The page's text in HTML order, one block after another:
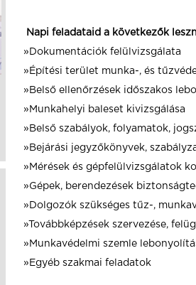
Napi feladataid a következők
»Dokumentációk felülvizsgálata
»Építési terület munka-, és
»Belső ellenőrzések időszakos
»Munkahelyi baleset kivizsgálása
»Belső szabályok, folyamatok,
»Bejárási jegyzőkönyvek,
»Mérések és gépfelülvizsgálatok
»Gépek, berendezések
»Dolgozók szükséges tűz-,
»Továbbképzések szervezése,
»Munkavédelmi szemle
»Egyéb szakmai feladatok